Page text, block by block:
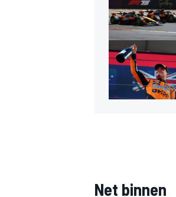
Net binnen